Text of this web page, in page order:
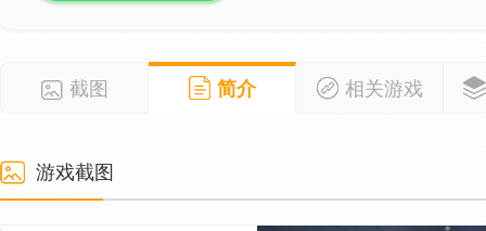
截图 简介 相关游戏
游戏截图